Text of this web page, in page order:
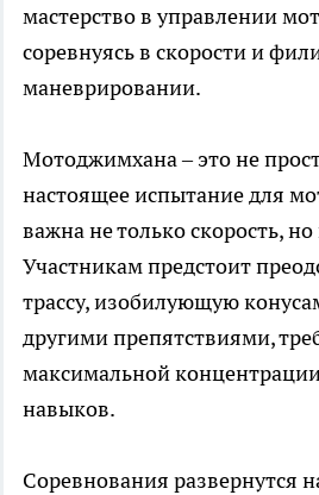
мастерство в управлении
соревнуясь в скорости и
маневрировании.
Мотоджимхана – это не
настоящее испытание для
важна не только скорость, но
Участникам предстоит
трассу, изобилующую
другими препятствиями,
максимальной
навыков.
Соревнования развернутся